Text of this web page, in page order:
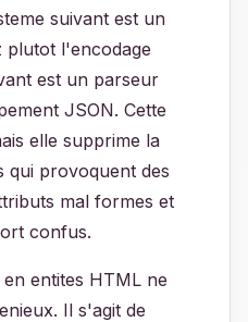
suivant est un
plutot l'encodage
est un parseur
JSON. Cette
elle supprime la
qui provoquent des
mal formes et
confus.
entites HTML ne
Il s'agit de